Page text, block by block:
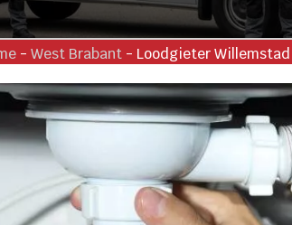
- West Brabant - Loodgieter Willemstad